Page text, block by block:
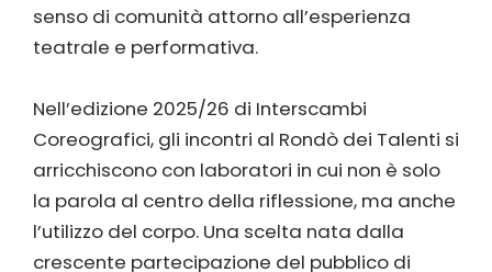
senso di comunità attorno all’esperienza
teatrale e performativa.
Nell’edizione 2025/26 di Interscambi
Coreografici, gli incontri al Rondò dei Talenti si
arricchiscono con laboratori in cui non è solo
la parola al centro della riflessione, ma anche
l’utilizzo del corpo. Una scelta nata dalla
crescente partecipazione del pubblico di